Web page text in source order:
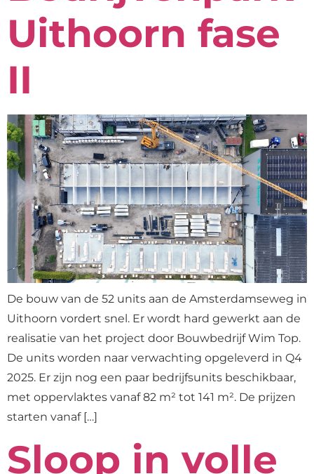
Uithoorn fase
II
De bouw van de 52 units aan de Amsterdamseweg in
Uithoorn vordert snel. Er wordt hard gewerkt aan de
realisatie van het project door Bouwbedrijf Wim Top.
De units worden naar verwachting opgeleverd in Q4
2025. Er zijn nog een paar bedrijfsunits beschikbaar,
met oppervlaktes vanaf 82 m² tot 141 m². De prijzen
starten vanaf […]
Sloop in volle